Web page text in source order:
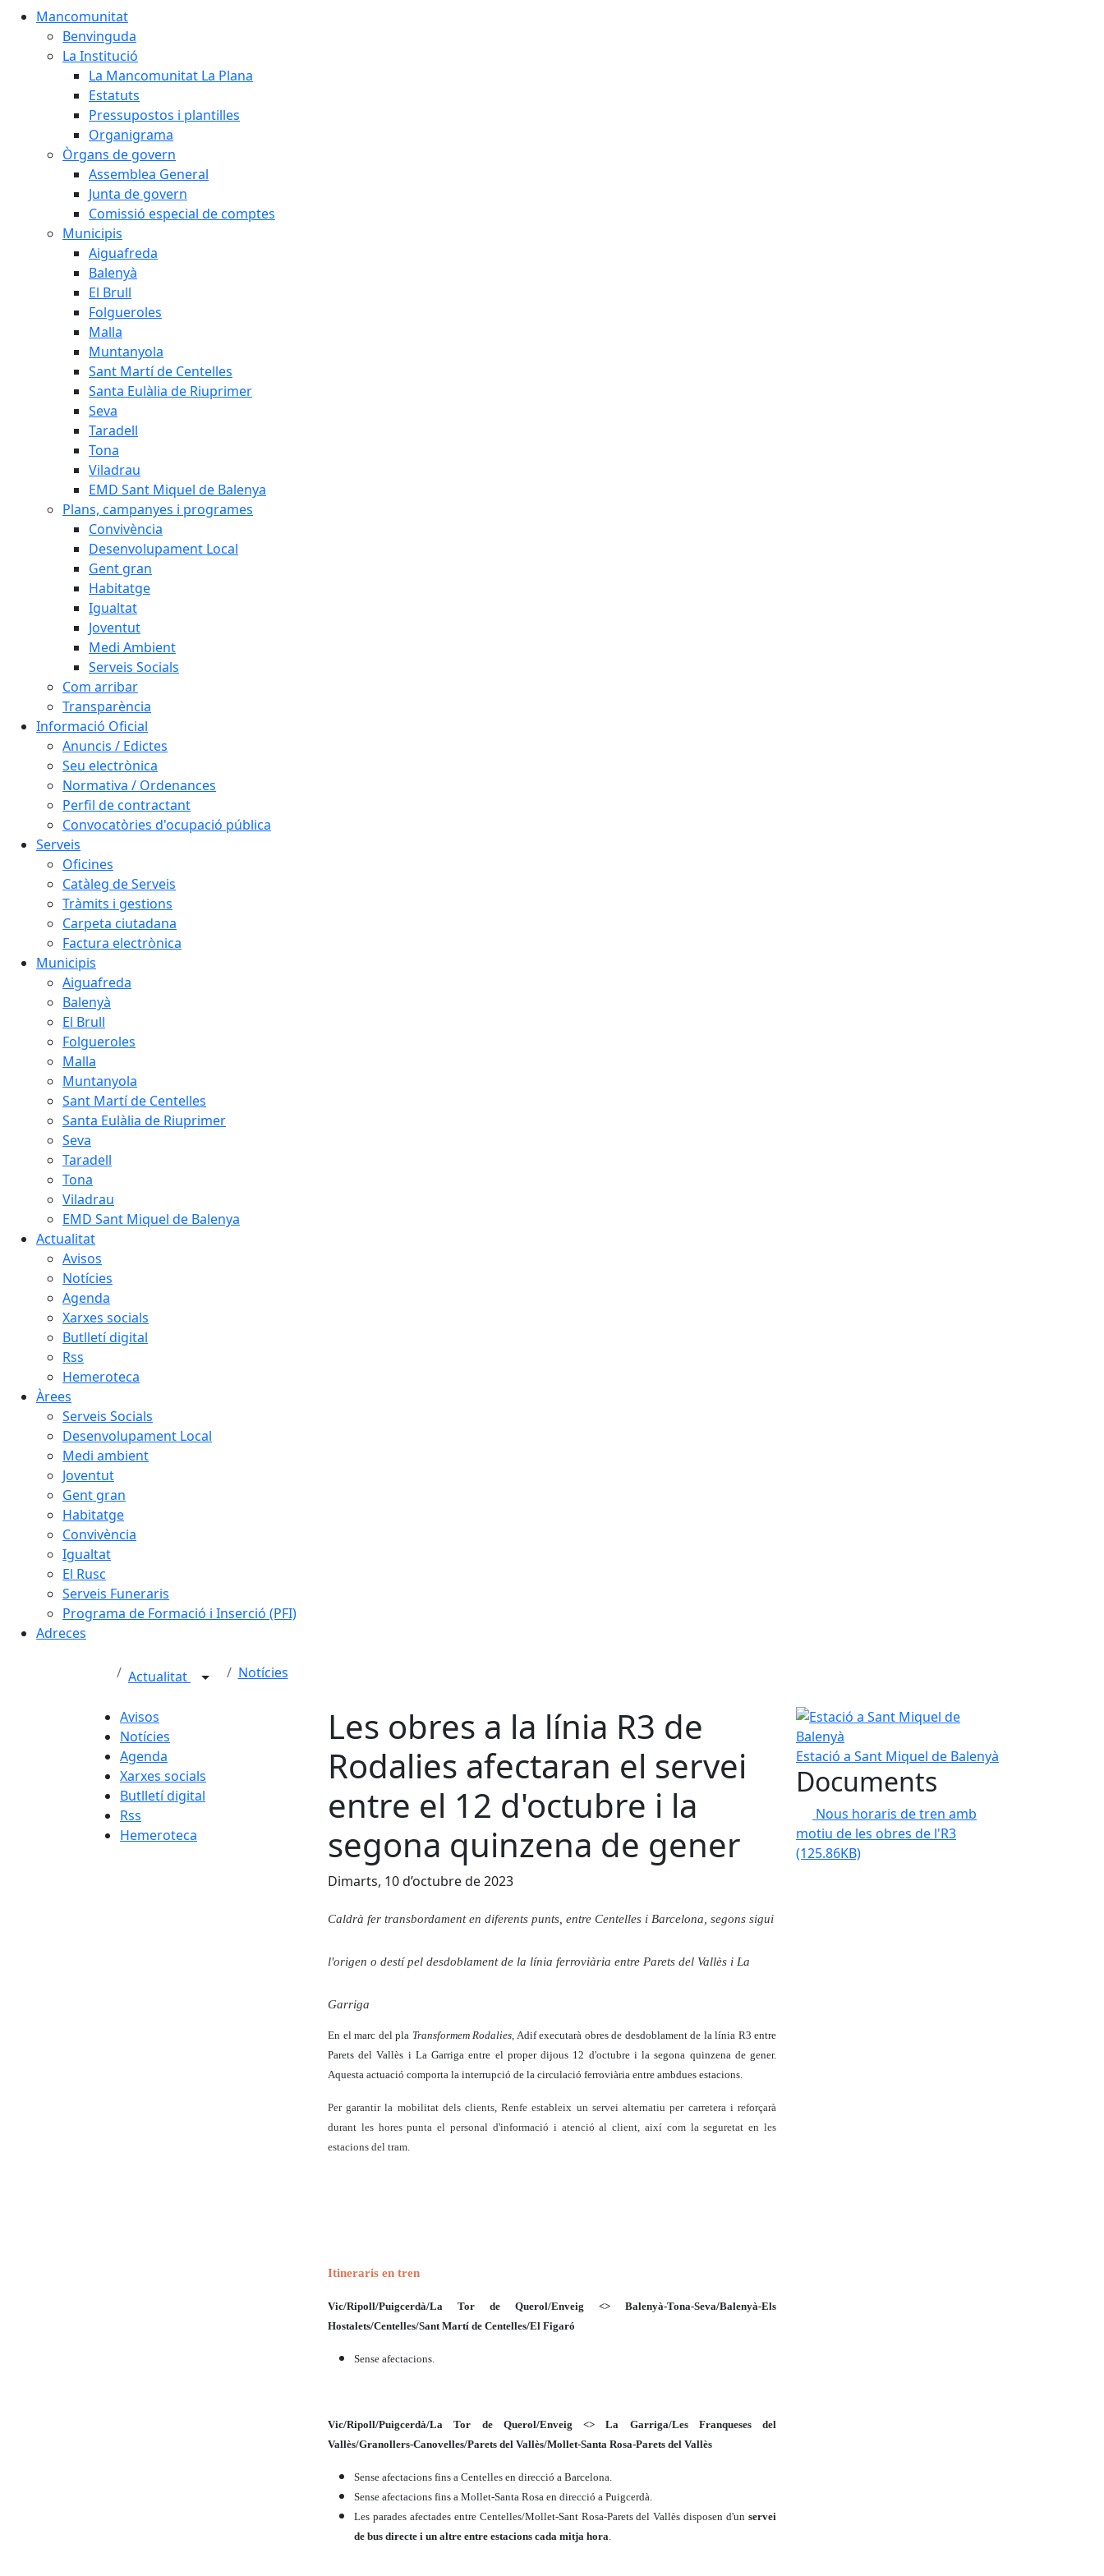
Mancomunitat
Benvinguda
La Institució
La Mancomunitat La Plana
Estatuts
Pressupostos i plantilles
Organigrama
Òrgans de govern
Assemblea General
Junta de govern
Comissió especial de comptes
Municipis
Aiguafreda
Balenyà
El Brull
Folgueroles
Malla
Muntanyola
Sant Martí de Centelles
Santa Eulàlia de Riuprimer
Seva
Taradell
Tona
Viladrau
EMD Sant Miquel de Balenya
Plans, campanyes i programes
Convivència
Desenvolupament Local
Gent gran
Habitatge
Igualtat
Joventut
Medi Ambient
Serveis Socials
Com arribar
Transparència
Informació Oficial
Anuncis / Edictes
Seu electrònica
Normativa / Ordenances
Perfil de contractant
Convocatòries d'ocupació pública
Serveis
Oficines
Catàleg de Serveis
Tràmits i gestions
Carpeta ciutadana
Factura electrònica
Municipis
Aiguafreda
Balenyà
El Brull
Folgueroles
Malla
Muntanyola
Sant Martí de Centelles
Santa Eulàlia de Riuprimer
Seva
Taradell
Tona
Viladrau
EMD Sant Miquel de Balenya
Actualitat
Avisos
Notícies
Agenda
Xarxes socials
Butlletí digital
Rss
Hemeroteca
Àrees
Serveis Socials
Desenvolupament Local
Medi ambient
Joventut
Gent gran
Habitatge
Convivència
Igualtat
El Rusc
Serveis Funeraris
Programa de Formació i Inserció (PFI)
Adreces
Actualitat Notícies
Avisos
Notícies
Agenda
Xarxes socials
Butlletí digital
Rss
Hemeroteca
Les obres a la línia R3 de
Rodalies afectaran el servei
entre el 12 d'octubre i la
segona quinzena de gener
Dimarts, 10 d’octubre de 2023
Caldrà fer transbordament en diferents punts, entre Centelles i Barcelona, segons sigui
l'origen o destí pel desdoblament de la línia ferroviària entre Parets del Vallès i La
Garriga
En el marc del pla Transformem Rodalies, Adif executarà obres de desdoblament de la línia R3 entre
Parets del Vallès i La Garriga entre el proper dijous 12 d'octubre i la segona quinzena de gener.
Aquesta actuació comporta la interrupció de la circulació ferroviària entre ambdues estacions.
Per garantir la mobilitat dels clients, Renfe estableix un servei alternatiu per carretera i reforçarà
durant les hores punta el personal d'informació i atenció al client, així com la seguretat en les
estacions del tram.
Itineraris en tren
Vic/Ripoll/Puigcerdà/La Tor de Querol/Enveig <> Balenyà-Tona-Seva/Balenyà-Els
Hostalets/Centelles/Sant Martí de Centelles/El Figaró
Sense afectacions.
Vic/Ripoll/Puigcerdà/La Tor de Querol/Enveig <> La Garriga/Les Franqueses del
Vallès/Granollers-Canovelles/Parets del Vallès/Mollet-Santa Rosa-Parets del Vallès
Sense afectacions fins a Centelles en direcció a Barcelona.
Sense afectacions fins a Mollet-Santa Rosa en direcció a Puigcerdà.
Les parades afectades entre Centelles/Mollet-Sant Rosa-Parets del Vallès disposen d'un servei
de bus directe i un altre entre estacions cada mitja hora.
Estació a Sant Miquel de Balenyà
Estació a Sant Miquel de Balenyà
Documents
Nous horaris de tren amb
motiu de les obres de l'R3
(125.86KB)